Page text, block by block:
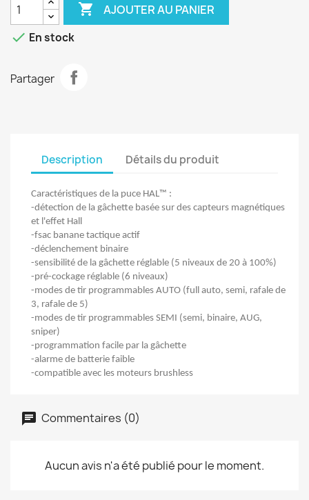
 AJOUTER AU PANIER
 En stock
Partager
Description Détails du produit
Caractéristiques de la puce HAL™ :
-détection de la gâchette basée sur des capteurs magnétiques
et l'effet Hall
-fsac banane tactique actif
-déclenchement binaire
-sensibilité de la gâchette réglable (5 niveaux de 20 à 100%)
-pré-cockage réglable (6 niveaux)
-modes de tir programmables AUTO (full auto, semi, rafale de
3, rafale de 5)
-modes de tir programmables SEMI (semi, binaire, AUG,
sniper)
-programmation facile par la gâchette
-alarme de batterie faible
-compatible avec les moteurs brushless
Commentaires (0)
Aucun avis n'a été publié pour le moment.